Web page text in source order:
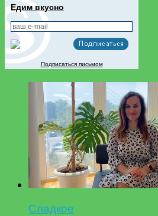
Едим вкусно
Подписаться письмом
Сладкое